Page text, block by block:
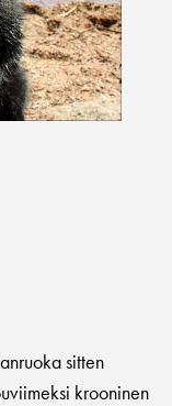
sitten
krooninen